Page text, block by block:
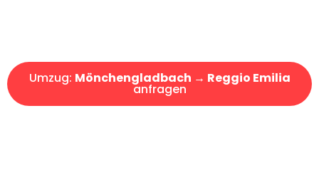
Umzug: Mönchengladbach → Reggio Emilia
anfragen